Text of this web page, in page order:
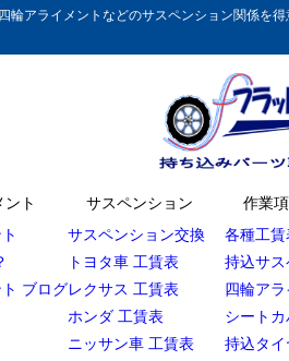
アライメントなどのサスペンション関係
ント
ブログ
サスペンション
サスペンション交換
トヨタ車 工賃表
レクサス 工賃表
ホンダ 工賃表
ニッサン車 工賃表
作業
各種工賃
持込サ
四輪アラ
シート
持込タ